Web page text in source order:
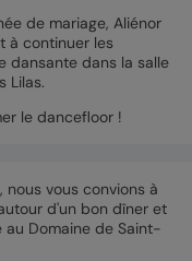
de mariage, Aliénor
à continuer les
dansante dans la salle
Lilas.
le dancefloor !
vous convions à
d'un bon dîner et
au Domaine de Saint-